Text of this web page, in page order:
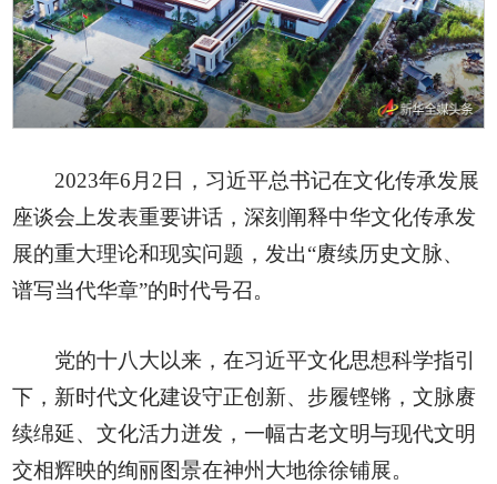
2023年6月2日，习近平总书记在文化传承发展
座谈会上发表重要讲话，深刻阐释中华文化传承发
展的重大理论和现实问题，发出“赓续历史文脉、
谱写当代华章”的时代号召。
党的十八大以来，在习近平文化思想科学指引
下，新时代文化建设守正创新、步履铿锵，文脉赓
续绵延、文化活力迸发，一幅古老文明与现代文明
交相辉映的绚丽图景在神州大地徐徐铺展。